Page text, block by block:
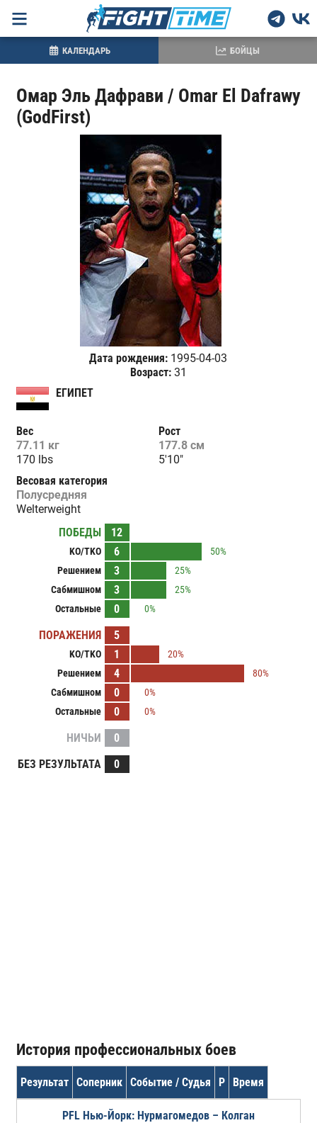
Омар Эль Дафрави / Omar El Dafrawy
(GodFirst)
Дата рождения: 1995-04-03
Возраст:31
ЕГИПЕТ
Вес
77.11 кг
170 lbs
Рост
177.8 см
5'10"
Весовая категория
Полусредняя
Welterweight
ПОБЕДЫ
12
KO/TKO 6
50%
Решением
3
25%
Сабмишном
3
25%
Остальные
0 0%
ПОРАЖЕНИЯ 5
KO/TKO 1
20%
Решением
4
80%
Сабмишном
0
0%
Остальные
0 0%
НИЧЬИ
0
БЕЗ РЕЗУЛЬТАТА
0
История профессиональных боев
Результат Соперник Событие / Судья Р Время
PFL Нью-Йорк: Нурмагомедов – Колган
КАЛЕНДАРЬ БОЙЦЫ